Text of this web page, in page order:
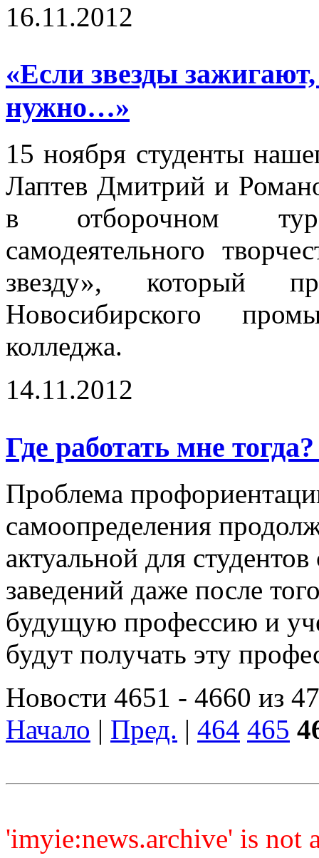
16.11.2012
«Если звезды
нужно…»
15 ноября студенты
Лаптев Дмитрий и
в отборочном
самодеятельного
звезду», который
Новосибирского
колледжа.
14.11.2012
Где работать мне
Проблема
самоопределения
актуальной для
заведений даже после
будущую профессию и
будут получать эту
Новости 4651 - 4660 из
Начало | Пред. | 464 465
'imyie:news.archive' is not